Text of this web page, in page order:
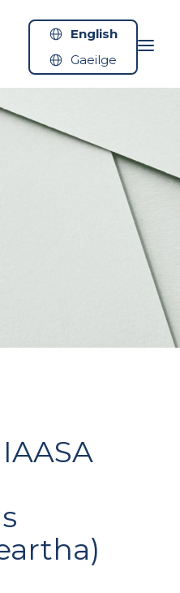
English
Gaeilge